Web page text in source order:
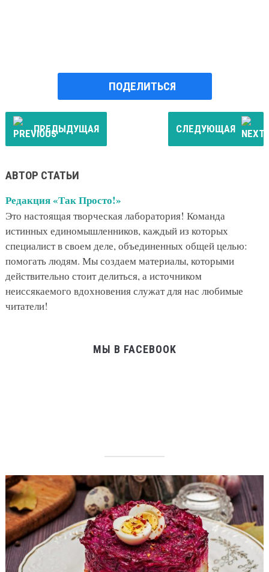
ПОДЕЛИТЬСЯ
ПРЕДЫДУЩАЯ СЛЕДУЮЩАЯ
АВТОР СТАТЬИ
Редакция «Так Просто!»
Это настоящая творческая лаборатория! Команда
истинных единомышленников, каждый из которых
специалист в своем деле, объединенных общей целью:
помогать людям. Мы создаем материалы, которыми
действительно стоит делиться, а источником
неиссякаемого вдохновения служат для нас любимые
читатели!
МЫ В FACEBOOK